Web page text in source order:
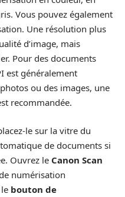
Vous pouvez également
Une résolution plus
d’image, mais
Pour des documents
est généralement
ou des images, une
recommandée.
le sur la vitre du
de documents si
Ouvrez le Canon Scan
numérisation
bouton de